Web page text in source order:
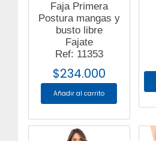
Faja Primera
Postura mangas y
busto libre
Fajate
Ref: 11353
$234.000
Añadir al carrito